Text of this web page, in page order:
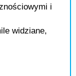
i
widziane,